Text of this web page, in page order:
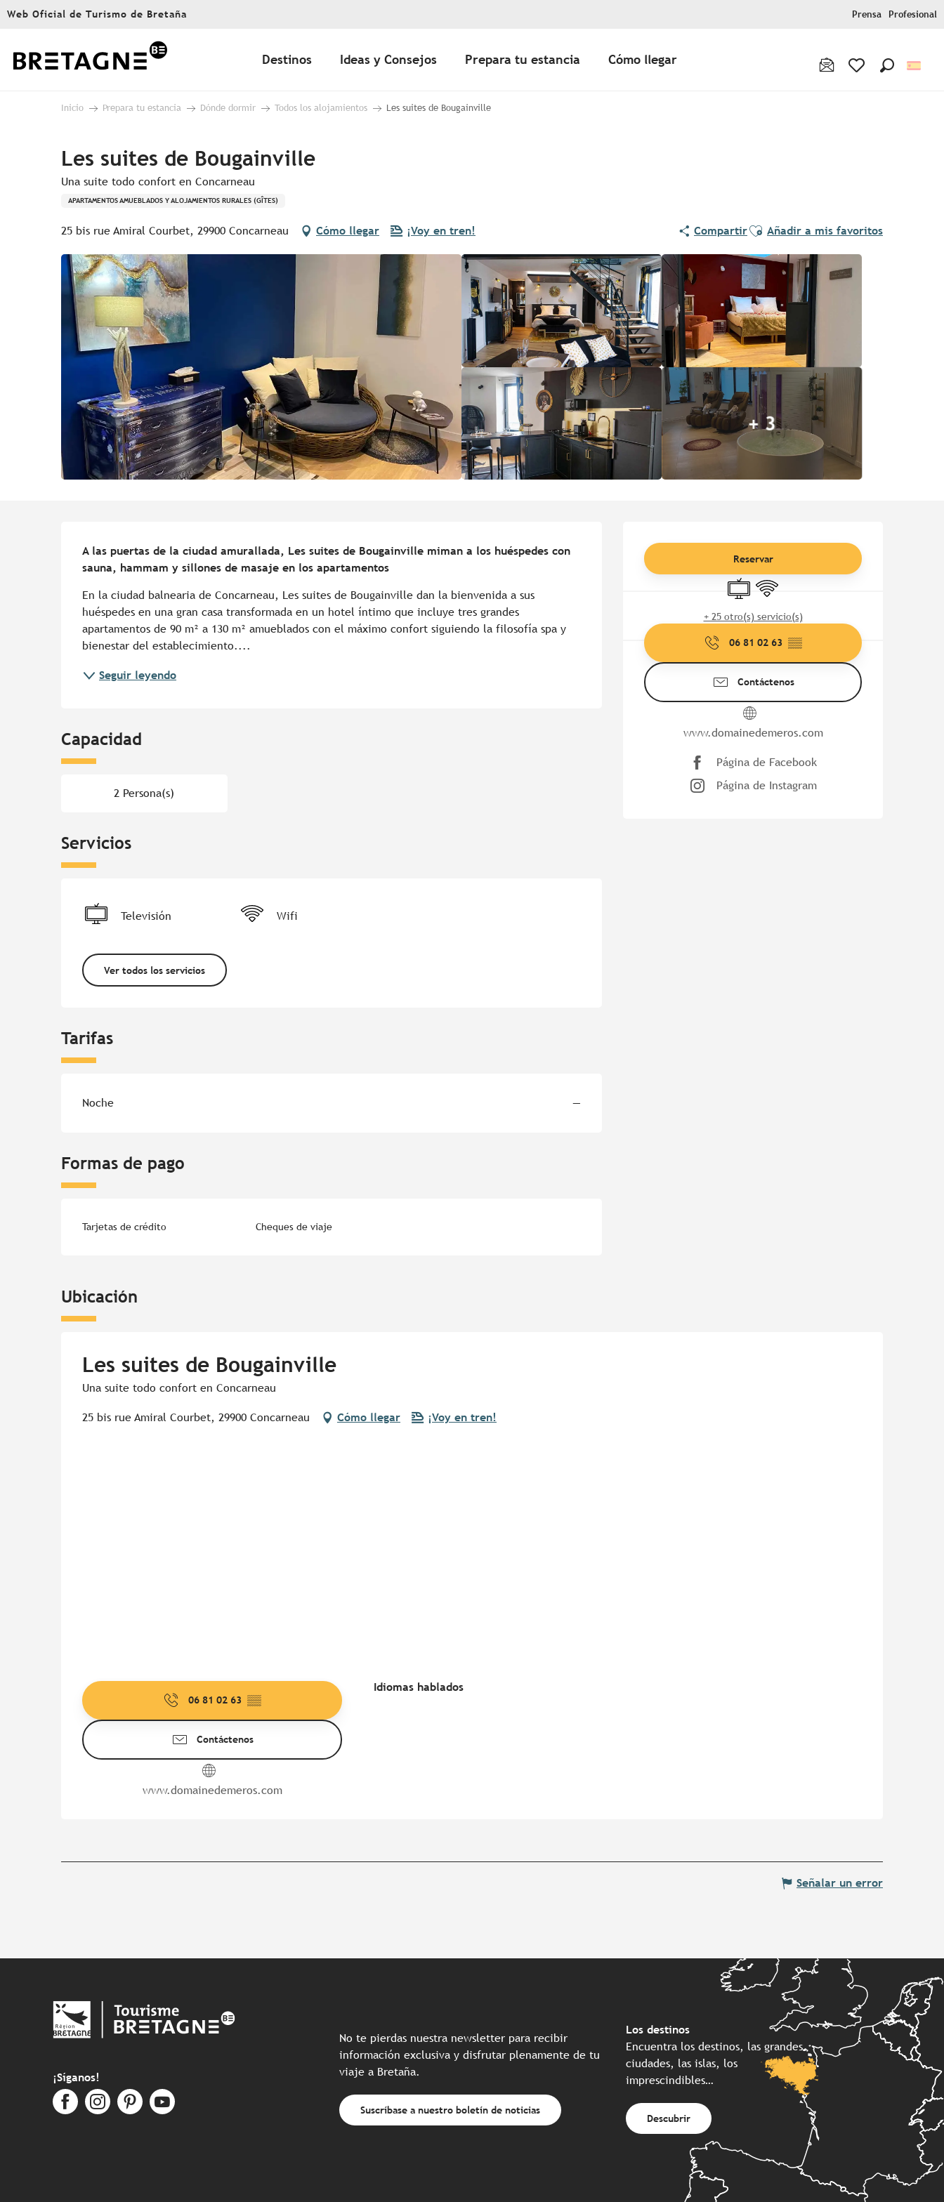
Aller
principal
Web Oficial de Turismo de Bretaña Prensa Profesional
Destinos Ideas y Consejos Prepara tu estancia Cómo llegar
Inicio Prepara tu estancia Dónde dormir Todos los alojamientos Les suites de Bougainville
Les suites de Bougainville
Una suite todo confort en Concarneau
APARTAMENTOS AMUEBLADOS Y ALOJAMIENTOS RURALES (GÎTES)
25 bis rue Amiral Courbet, 29900 Concarneau Cómo llegar ¡Voy en tren! CompartirAjouter aux favoris
Añadir a mis favoritos
+ 3
Horarios y datos de
Reservar
Televisión
Wifi
+ 25 otro(s) servicio(s)
06 81 02 63 ▒▒
Contáctenos
www.domainedemeros.com
Página de Facebook
Página de Instagram
A las puertas de la ciudad amurallada, Les suites de Bougainville miman a los huéspedes con
sauna, hammam y sillones de masaje en los apartamentos
En la ciudad balnearia de Concarneau, Les suites de Bougainville dan la bienvenida a sus
huéspedes en una gran casa transformada en un hotel íntimo que incluye tres grandes
apartamentos de 90 m² a 130 m² amueblados con el máximo confort siguiendo la filosofía spa y
bienestar del establecimiento....
Seguir leyendo
Capacidad
2 Persona(s)
Servicios
Televisión Wifi
Ver todos los servicios
Tarifas
Tarifas 2026
Noche —
Formas de pago
Tarjetas de crédito Cheques de viaje
Ubicación
Les suites de Bougainville
Una suite todo confort en Concarneau
25 bis rue Amiral Courbet, 29900 Concarneau Cómo llegar ¡Voy en tren!
06 81 02 63 ▒▒
Contáctenos
www.domainedemeros.com
Idiomas hablados
Idiomas hablados
Señalar un error
¡Síganos!
No te pierdas nuestra newsletter para recibir
información exclusiva y disfrutar plenamente de tu
viaje a Bretaña.
Suscríbase a nuestro boletín de noticias
Los destinos
Encuentra los destinos, las grandes
ciudades, las islas, los
imprescindibles…
Descubrir